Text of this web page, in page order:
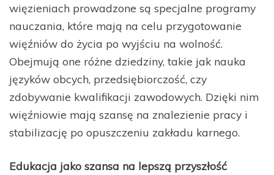
więzieniach prowadzone są specjalne programy
nauczania, które mają na celu przygotowanie
więźniów do życia po wyjściu na wolność.
Obejmują one różne dziedziny, takie jak nauka
języków obcych, przedsiębiorczość, czy
zdobywanie kwalifikacji zawodowych. Dzięki nim
więźniowie mają szansę na znalezienie pracy i
stabilizację po opuszczeniu zakładu karnego.
Edukacja jako szansa na lepszą przyszłość